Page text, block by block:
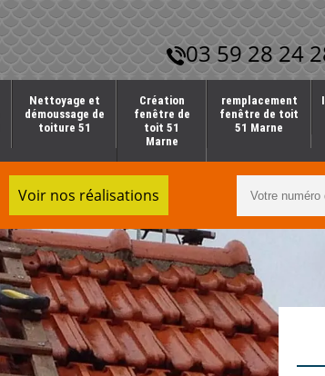
03 59 28 24
Nettoyage et
démoussage de
toiture 51
Création
fenêtre de
toit 51
Marne
remplacement
fenêtre de toit
51 Marne
Voir nos réalisations